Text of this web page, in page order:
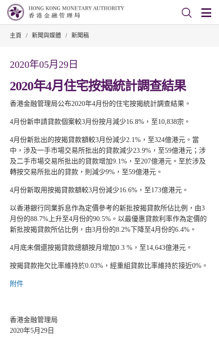
主頁 / 新聞與媒體 / 新聞稿
2020年05月29日
2020年4月住宅按揭統計調查結果
香港金融管理局公布2020年4月份的住宅按揭統計調查結果。
4月份新申請貸款個案較3月份按月減少16.8%，至10,838宗。
4月份新批出的按揭貸款額較3月份減少2.1%，至324億港元。當
中，涉及一手市場交易所批出的貸款減少23.9%，至59億港元；涉
及二手市場交易所批出的貸款增加9.1%，至207億港元。至於涉及
轉按交易所批出的貸款，則減少9%，至59億港元。
4月份新取用按揭貸款額較3月份減少16.6%，至173億港元。
以香港銀行同業拆息作為定價參考的新批按揭貸款所佔比例，由3
月份的88.7%上升至4月份的90.5%。以最優惠貸款利率作為定價的
新批按揭貸款所佔比例，由3月份的8.2%下降至4月份的6.4%。
4月底未償還按揭貸款總額按月增加0.3 %，至14,643億港元。
按揭貸款拖欠比率維持於0.03%，經重組貸款比率維持於接近0%。
附件
香港金融管理局
2020年5月29日